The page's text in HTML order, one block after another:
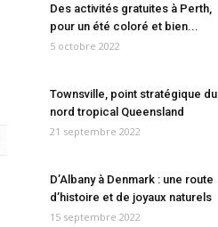
Des activités gratuites à Perth,
pour un été coloré et bien...
5 octobre 2022
Townsville, point stratégique du
nord tropical Queensland
21 septembre 2022
D’Albany à Denmark : une route
d’histoire et de joyaux naturels
15 septembre 2022